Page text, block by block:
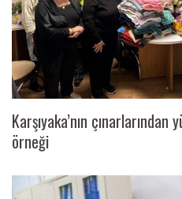
Karşıyaka’nın çınarlarından
örneği